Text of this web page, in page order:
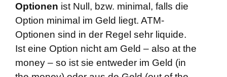
Optionen ist Null, bzw. minimal, falls die
Option minimal im Geld liegt. ATM-
Optionen sind in der Regel sehr liquide.
Ist eine Option nicht am Geld – also at the
money – so ist sie entweder im Geld (in